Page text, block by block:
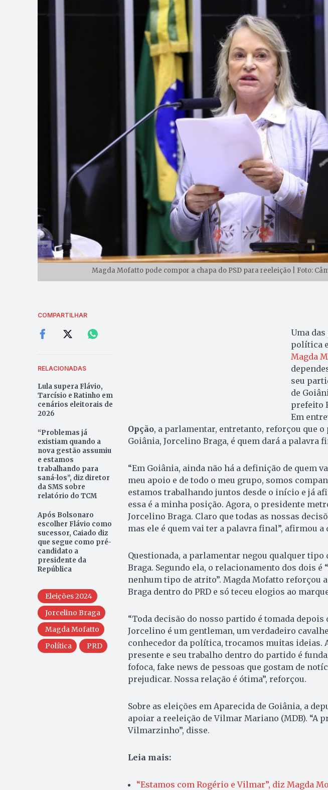
Magda Mofatto pode compor a chapa do PSD para reeleição | Foto:
COMPARTILHAR
RELACIONADAS
Lula supera Flávio,
Tarcísio e Ratinho em
cenários eleitorais de
2026
“Problemas já
existiam quando a
nova gestão assumiu
e estamos
trabalhando para
saná-los”, diz diretor
da SMS sobre
relatório do TCM
Após Bolsonaro
escolher Flávio como
sucessor, Caiado diz
que segue como pré-
candidato a
presidente da
República
Eleições 2024
Jorcelino Braga
Magda Mofatto
Política
PRD
Uma
política
Magda
seu
de
prefeito
Em
Opção, a parlamentar, entretanto, reforçou que o
Goiânia, Jorcelino Braga, é quem dará a palavra
“Em Goiânia, ainda não há a definição de quem
meu apoio e de todo o meu grupo, somos
estamos trabalhando juntos desde o início e já
essa é a minha posição. Agora, o presidente
Jorcelino Braga. Claro que todas as nossas
mas ele é quem vai ter a palavra final”, afirmou a
Questionada, a parlamentar negou qualquer tipo
Braga. Segundo ela, o relacionamento dos dois é
nenhum tipo de atrito”. Magda Mofatto reforçou
Braga dentro do PRD e só teceu elogios ao
“Toda decisão do nosso partido é tomada
Jorcelino é um gentleman, um verdadeiro
conhecedor da política, trocamos muitas ideias.
presente e seu trabalho dentro do partido é
fofoca, fake news de pessoas que gostam de
prejudicar. Nossa relação é ótima”, reforçou.
Sobre as eleições em Aparecida de Goiânia, a
apoiar a reeleição de Vilmar Mariano (MDB). “A
Vilmarzinho”, disse.
Leia mais:
“Estamos com Rogério e Vilmar”, diz Magda